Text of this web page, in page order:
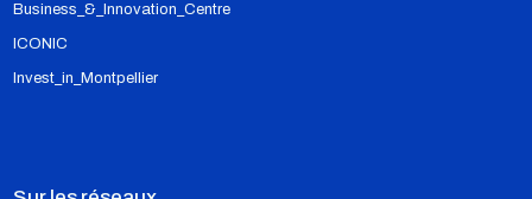
Business_&_Innovation_Centre
ICONIC
Invest_in_Montpellier